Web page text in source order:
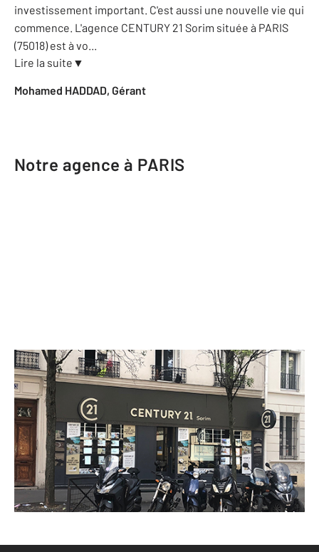
investissement important. C'est aussi une nouvelle vie qui
commence. L'agence CENTURY 21 Sorim située à PARIS
(75018) est à vo
Lire la suite ▼
Mohamed HADDAD, Gérant
Notre agence à PARIS
CENTURY 21 Sorim
43 rue Ordener
PARIS - 75018
Envoyer un message
Téléphoner à l'agence